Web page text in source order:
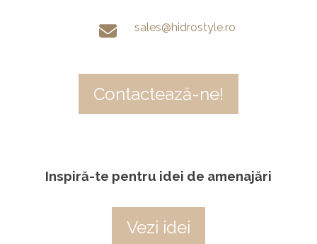
sales@hidrostyle.ro
Contactează-ne!
Inspiră-te pentru idei de amenajări
Vezi idei